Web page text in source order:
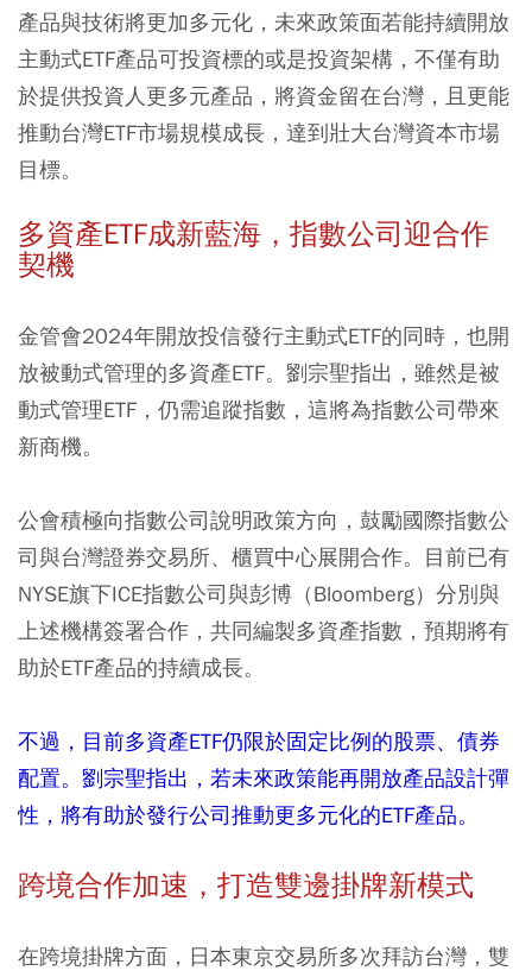
產品與技術將更加多元化，未來政策面若能持續開放
主動式ETF產品可投資標的或是投資架構，不僅有助
於提供投資人更多元產品，將資金留在台灣，且更能
推動台灣ETF市場規模成長，達到壯大台灣資本市場
目標。
多資產ETF成新藍海，指數公司迎合作
契機
金管會2024年開放投信發行主動式ETF的同時，也開
放被動式管理的多資產ETF。劉宗聖指出，雖然是被
動式管理ETF，仍需追蹤指數，這將為指數公司帶來
新商機。
公會積極向指數公司說明政策方向，鼓勵國際指數公
司與台灣證券交易所、櫃買中心展開合作。目前已有
NYSE旗下ICE指數公司與彭博（Bloomberg）分別與
上述機構簽署合作，共同編製多資產指數，預期將有
助於ETF產品的持續成長。
不過，目前多資產ETF仍限於固定比例的股票、債券
配置。劉宗聖指出，若未來政策能再開放產品設計彈
性，將有助於發行公司推動更多元化的ETF產品。
跨境合作加速，打造雙邊掛牌新模式
在跨境掛牌方面，日本東京交易所多次拜訪台灣，雙